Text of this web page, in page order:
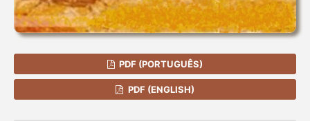
PDF (PORTUGUÊS)
PDF (ENGLISH)